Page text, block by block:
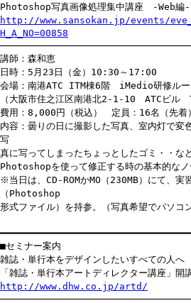
Photoshop写真画像処理集中講座 -Web編-
http://www.sansokan.jp/events/
H_A_NO=00858
講師：森和恵
日時：5月23日（金）10:30～17:00
会場：南港ATC ITM棟6階 iMedio研修ルー
（大阪市住之江区南港北2-1-10 ATCビ
費用：8,000円（税込） 定員：16名（先着）
内容：曇りの日に撮影した写真、室内灯で変
写
真に写ってしまったちょっとしたゴミ・・な
Photoshopを使って修正する時の基本的なノ
※当日は、CD-ROMかMO（230MB）にて、実
（Photoshop
形式ファイル）を持参。（写真希望でパソコ
■セミナー案内
雑誌・単行本をデザインしたいすべての人へ
「雑誌・単行本アートディレクター講座」開
http://www.dhw.co.jp/artd/